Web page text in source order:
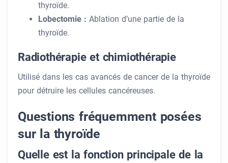
thyroïde.
Lobectomie : Ablation d’une partie de la
thyroïde.
Radiothérapie et chimiothérapie
Utilisé dans les cas avancés de cancer de la thyroïde
pour détruire les cellules cancéreuses.
Questions fréquemment posées
sur la thyroïde
Quelle est la fonction principale de la